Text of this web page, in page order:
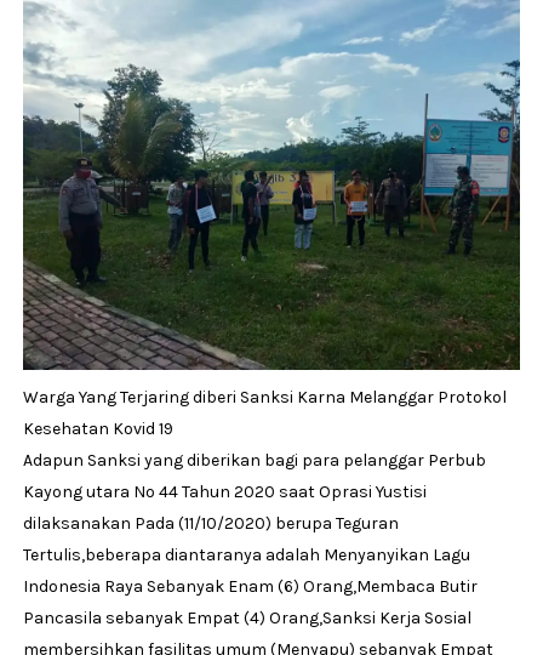
Warga Yang Terjaring diberi Sanksi Karna Melanggar Protokol
Kesehatan Kovid 19
Adapun Sanksi yang diberikan bagi para pelanggar Perbub
Kayong utara No 44 Tahun 2020 saat Oprasi Yustisi
dilaksanakan Pada (11/10/2020) berupa Teguran
Tertulis,beberapa diantaranya adalah Menyanyikan Lagu
Indonesia Raya Sebanyak Enam (6) Orang,Membaca Butir
Pancasila sebanyak Empat (4) Orang,Sanksi Kerja Sosial
membersihkan fasilitas umum (Menyapu) sebanyak Empat